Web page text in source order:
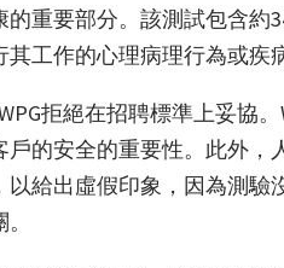
重要部分。該測試包含約
工作的心理病理行為或疾
拒絕在招聘標準上妥協
的安全的重要性。此外，
給出虛假印象，因為測驗